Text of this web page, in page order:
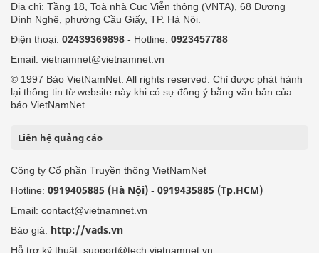
Địa chỉ: Tầng 18, Toà nhà Cục Viễn thông (VNTA), 68 Dương
Đình Nghệ, phường Cầu Giấy, TP. Hà Nội.
Điện thoại: 02439369898 - Hotline: 0923457788
Email: vietnamnet@vietnamnet.vn
© 1997 Báo VietNamNet. All rights reserved. Chỉ được phát hành
lại thông tin từ website này khi có sự đồng ý bằng văn bản của
báo VietNamNet.
Liên hệ quảng cáo
Công ty Cổ phần Truyền thông VietNamNet
Hotline: 0919405885 (Hà Nội) - 0919435885 (Tp.HCM)
Email: contact@vietnamnet.vn
Báo giá: http://vads.vn
Hỗ trợ kỹ thuật: support@tech.vietnamnet.vn